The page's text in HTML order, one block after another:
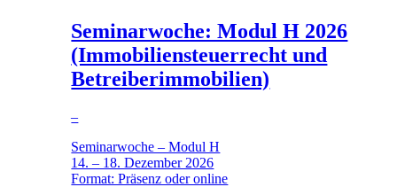
Seminarwoche: Modul H 2026
(Immobiliensteuerrecht und
Betreiberimmobilien)
–
Seminarwoche – Modul H
14. – 18. Dezember 2026
Format: Präsenz oder online